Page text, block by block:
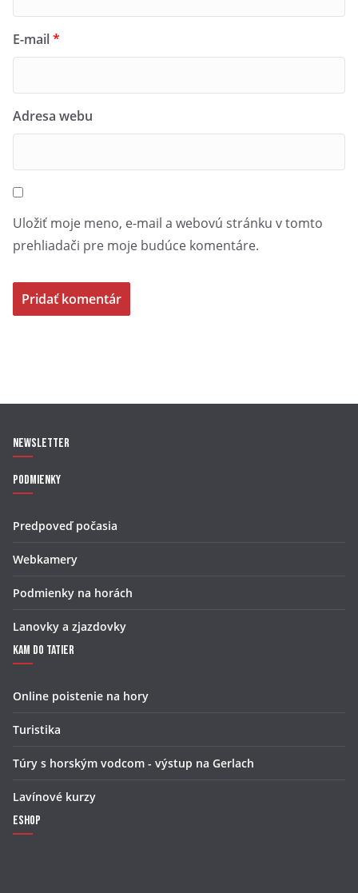
E-mail*
Adresa webu
Uložiť moje meno, e-mail a webovú stránku v tomto
prehliadači pre moje budúce komentáre.
Newsletter
Podmienky
Predpoveď počasia
Webkamery
Podmienky na horách
Lanovky a zjazdovky
Kam do Tatier
Online poistenie na hory
Turistika
Túry s horským vodcom - výstup na Gerlach
Lavínové kurzy
Eshop